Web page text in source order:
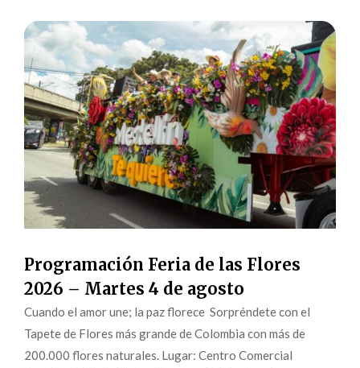
Programación Feria de las Flores
2026 – Martes 4 de agosto
Cuando el amor une; la paz florece Sorpréndete con el
Tapete de Flores más grande de Colombia con más de
200.000 flores naturales. Lugar: Centro Comercial